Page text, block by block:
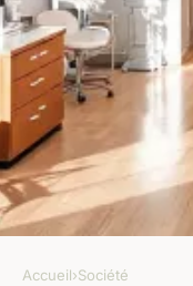
Accueil›Société